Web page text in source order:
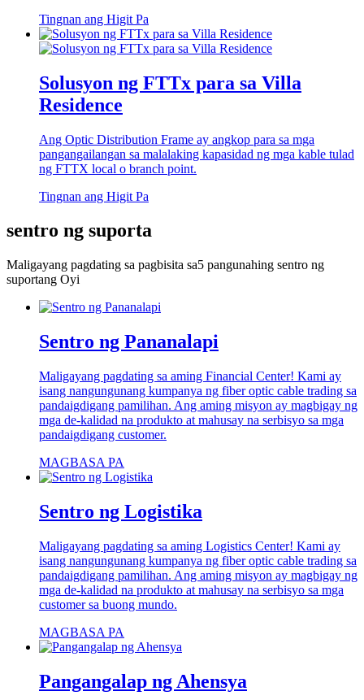
Tingnan ang Higit Pa
Solusyon ng FTTx para sa Villa
Residence
Ang Optic Distribution Frame ay angkop para sa mga
pangangailangan sa malalaking kapasidad ng mga kable tulad
ng FTTX local o branch point.
Tingnan ang Higit Pa
sentro ng suporta
Maligayang pagdating sa pagbisita sa5 pangunahing sentro ng
suportang Oyi
Sentro ng Pananalapi
Maligayang pagdating sa aming Financial Center! Kami ay
isang nangungunang kumpanya ng fiber optic cable trading sa
pandaigdigang pamilihan. Ang aming misyon ay magbigay ng
mga de-kalidad na produkto at mahusay na serbisyo sa mga
pandaigdigang customer.
MAGBASA PA
Sentro ng Logistika
Maligayang pagdating sa aming Logistics Center! Kami ay
isang nangungunang kumpanya ng fiber optic cable trading sa
pandaigdigang pamilihan. Ang aming misyon ay magbigay ng
mga de-kalidad na produkto at mahusay na serbisyo sa mga
customer sa buong mundo.
MAGBASA PA
Pangangalap ng Ahensya